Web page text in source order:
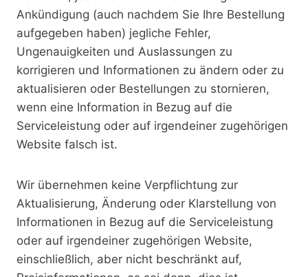
Ankündigung (auch nachdem Sie Ihre Bestellung
aufgegeben haben) jegliche Fehler,
Ungenauigkeiten und Auslassungen zu
korrigieren und Informationen zu ändern oder zu
aktualisieren oder Bestellungen zu stornieren,
wenn eine Information in Bezug auf die
Serviceleistung oder auf irgendeiner zugehörigen
Website falsch ist.
Wir übernehmen keine Verpflichtung zur
Aktualisierung, Änderung oder Klarstellung von
Informationen in Bezug auf die Serviceleistung
oder auf irgendeiner zugehörigen Website,
einschließlich, aber nicht beschränkt auf,